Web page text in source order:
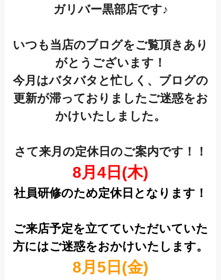
ガリバー黒部店です♪
いつも当店のブログをご覧頂きあり
がとうございます！
今月はバタバタと忙しく、ブログの
更新が滞っておりましたご迷惑をお
かけいたしました。
さて来月の定休日のご案内です！！
8月4日(木)
社員研修のため定休日となります！
ご来店予定を立てていただいていた
方にはご迷惑をおかけいたします。
8月5日(金)